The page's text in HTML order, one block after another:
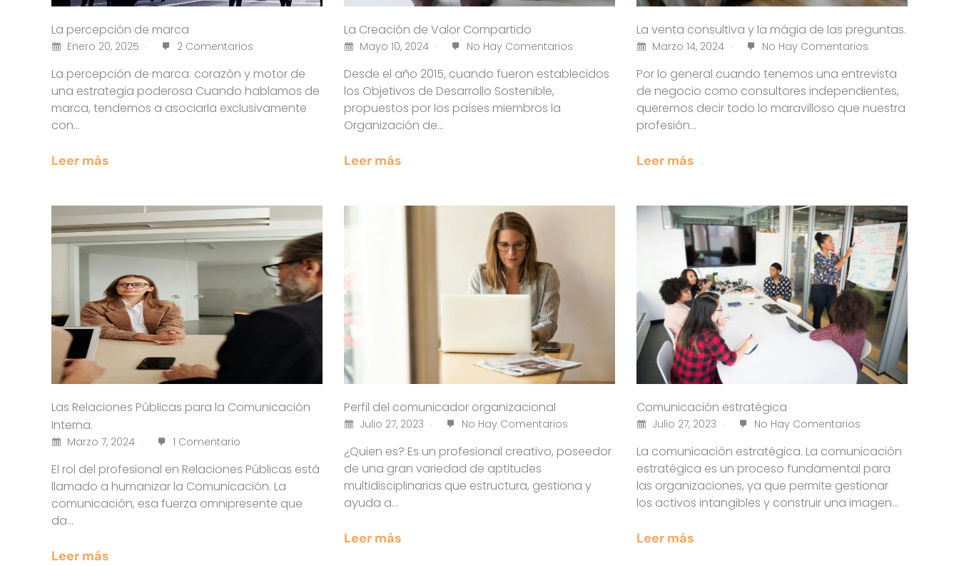
La percepción de marca
Enero 20, 2025 2 Comentarios
La percepción de marca: corazón y motor de
una estrategia poderosa Cuando hablamos de
marca, tendemos a asociarla exclusivamente
con…
Leer más
La Creación de Valor Compartido
Mayo 10, 2024 No Hay Comentarios
Desde el año 2015, cuando fueron establecidos
los Objetivos de Desarrollo Sostenible,
propuestos por los países miembros la
Organización de…
Leer más
La venta consultiva y la mágia de las preguntas.
Marzo 14, 2024 No Hay Comentarios
Por lo general cuando tenemos una entrevista
de negocio como consultores independientes,
queremos decir todo lo maravilloso que nuestra
profesión…
Leer más
Las Relaciones Públicas para la Comunicación
Interna.
Marzo 7, 2024 1 Comentario
El rol del profesional en Relaciones Públicas está
llamado a humanizar la Comunicación. La
comunicación, esa fuerza omnipresente que
da…
Leer más
Perfil del comunicador organizacional
Julio 27, 2023 No Hay Comentarios
¿Quien es? Es un profesional creativo, poseedor
de una gran variedad de aptitudes
multidisciplinarias que estructura, gestiona y
ayuda a…
Leer más
Comunicación estratégica
Julio 27, 2023 No Hay Comentarios
La comunicación estratégica. La comunicación
estratégica es un proceso fundamental para
las organizaciones, ya que permite gestionar
los activos intangibles y construir una imagen…
Leer más